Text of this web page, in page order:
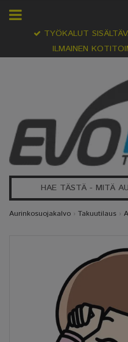
ILMAINEN
TYÖKALUT
Aurinkosuojakalvo › Takuutilaus ›